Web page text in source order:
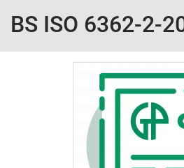
BS ISO 6362-2-